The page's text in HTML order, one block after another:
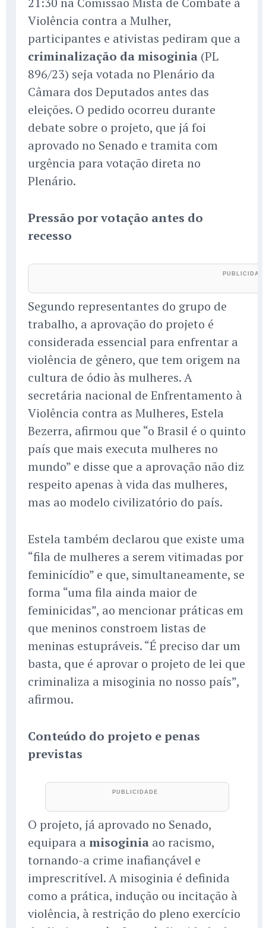
Violência contra a Mulher,
participantes e ativistas pediram que a
criminalização da misoginia (PL
896/23) seja votada no Plenário da
Câmara dos Deputados antes das
eleições. O pedido ocorreu durante
debate sobre o projeto, que já foi
aprovado no Senado e tramita com
urgência para votação direta no
Plenário.
Pressão por votação antes do
recesso
Segundo representantes do grupo de
trabalho, a aprovação do projeto é
considerada essencial para enfrentar a
violência de gênero, que tem origem na
cultura de ódio às mulheres. A
secretária nacional de Enfrentamento à
Violência contra as Mulheres, Estela
Bezerra, afirmou que “o Brasil é o quinto
país que mais executa mulheres no
mundo” e disse que a aprovação não diz
respeito apenas à vida das mulheres,
mas ao modelo civilizatório do país.
Estela também declarou que existe uma
“fila de mulheres a serem vitimadas por
feminicídio” e que, simultaneamente, se
forma “uma fila ainda maior de
feminicidas”, ao mencionar práticas em
que meninos constroem listas de
meninas estupráveis. “É preciso dar um
basta, que é aprovar o projeto de lei que
criminaliza a misoginia no nosso país”,
afirmou.
Conteúdo do projeto e penas
previstas
O projeto, já aprovado no Senado,
equipara a misoginia ao racismo,
tornando-a crime inafiançável e
imprescritível. A misoginia é definida
como a prática, indução ou incitação à
violência, à restrição do pleno exercício